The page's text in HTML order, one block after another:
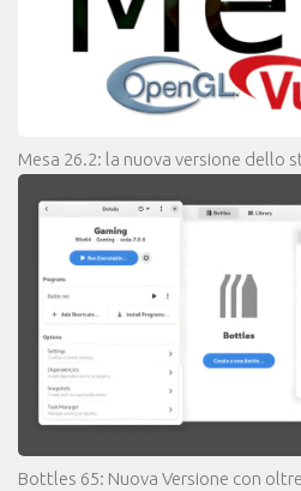
Mesa 26.2: la nuova versione dello
Bottles 65: Nuova Versione con